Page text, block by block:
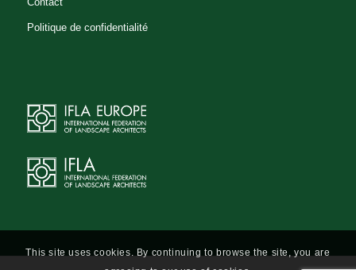
Politique de confidentialité
This site uses cookies. By continuing to browse the site, you are